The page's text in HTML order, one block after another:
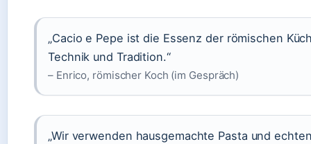
„Cacio e Pepe ist die Essenz der römischen
Technik und Tradition.“
– Enrico, römischer Koch (im Gespräch)
„Wir verwenden hausgemachte Pasta und